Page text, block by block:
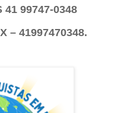
41 99747-0348
– 41997470348.